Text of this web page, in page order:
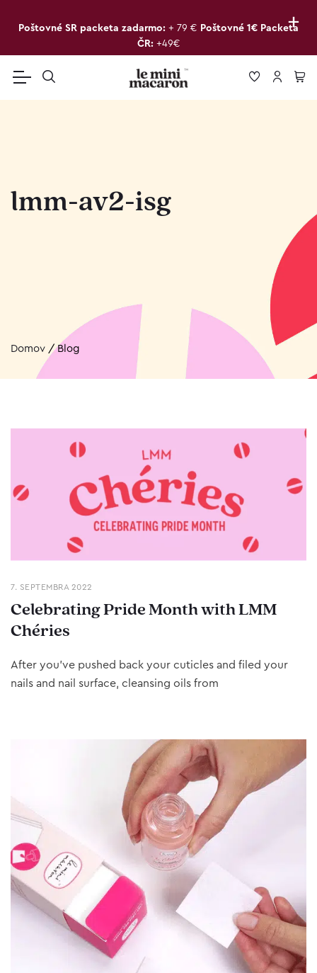
+
Poštovné SR packeta zadarmo: + 79 € Poštovné 1€ Packeta
ČR: +49€
lmm-av2-isg
Domov /Blog
7. SEPTEMBRA 2022
Celebrating Pride Month with LMM
Chéries
After you’ve pushed back your cuticles and filed your
nails and nail surface, cleansing oils from